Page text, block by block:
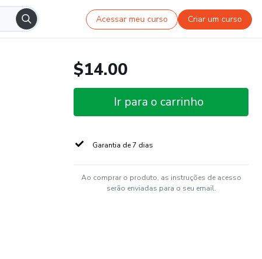
Acessar meu curso Criar um curso
$14.00
Ir para o carrinho
Garantia de 7 dias
Ao comprar o produto, as instruções de acesso
serão enviadas para o seu email.